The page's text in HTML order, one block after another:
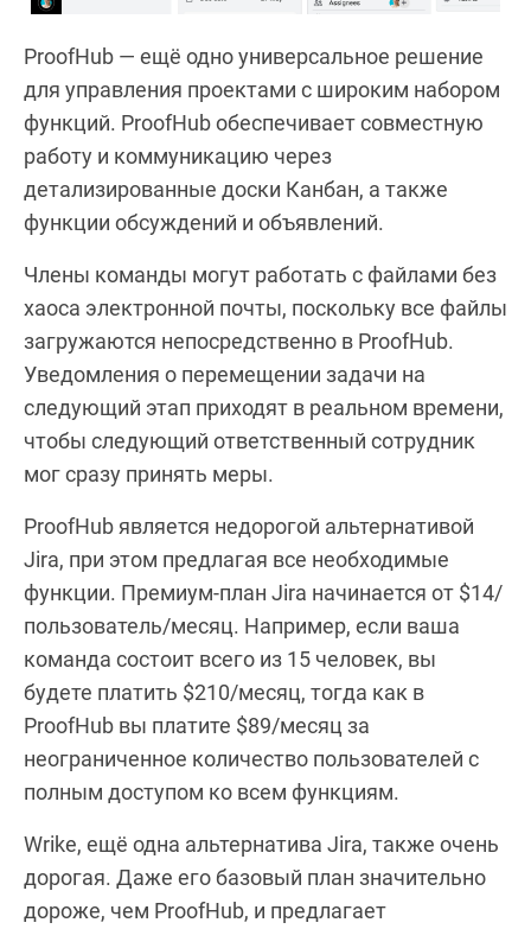
ProofHub — ещё одно универсальное решение
для управления проектами с широким набором
функций. ProofHub обеспечивает совместную
работу и коммуникацию через
детализированные доски Канбан, а также
функции обсуждений и объявлений.
Члены команды могут работать с файлами без
хаоса электронной почты, поскольку все файлы
загружаются непосредственно в ProofHub.
Уведомления о перемещении задачи на
следующий этап приходят в реальном времени,
чтобы следующий ответственный сотрудник
мог сразу принять меры.
ProofHub является недорогой альтернативой
Jira, при этом предлагая все необходимые
функции. Премиум-план Jira начинается от $14/
пользователь/месяц. Например, если ваша
команда состоит всего из 15 человек, вы
будете платить $210/месяц, тогда как в
ProofHub вы платите $89/месяц за
неограниченное количество пользователей с
полным доступом ко всем функциям.
Wrike, ещё одна альтернатива Jira, также очень
дорогая. Даже его базовый план значительно
дороже, чем ProofHub, и предлагает